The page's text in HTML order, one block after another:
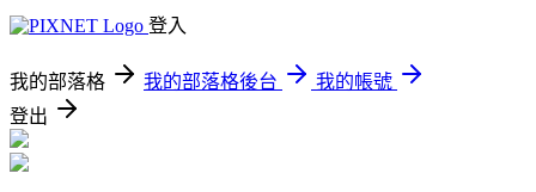
登入
我的部落格 我的部落格後台
我的帳號
登出